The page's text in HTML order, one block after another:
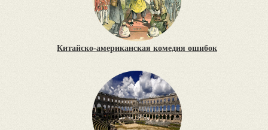
Китайско-американская комедия ошибок